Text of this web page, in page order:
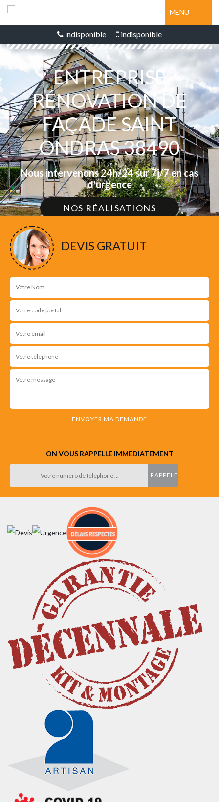
MENU
indisponible indisponible
ENTREPRISE
RÉNOVATION DE
FAÇADE SAINT
ONDRAS 38490
Nous intervenons 24h/24 sur 7j/7 en cas
d'urgence
NOS RÉALISATIONS
DEVIS GRATUIT
ON VOUS RAPPELLE IMMEDIATEMENT